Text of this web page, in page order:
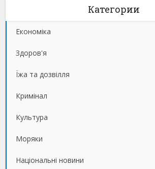
Категории
Економіка
Здоров'я
Їжа та дозвілля
Кримінал
Культура
Моряки
Національні новини